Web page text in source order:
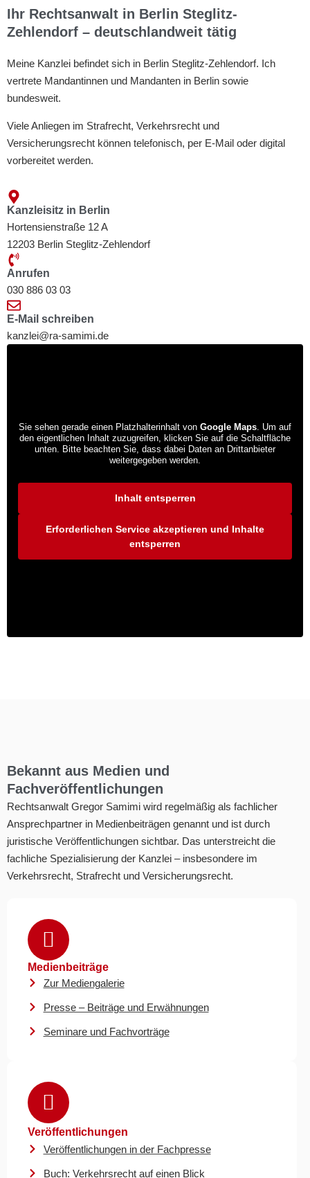
Ihr Rechtsanwalt in Berlin Steglitz-
Zehlendorf – deutschlandweit tätig
Meine Kanzlei befindet sich in Berlin Steglitz-Zehlendorf. Ich
vertrete Mandantinnen und Mandanten in Berlin sowie
bundesweit.
Viele Anliegen im Strafrecht, Verkehrsrecht und
Versicherungsrecht können telefonisch, per E-Mail oder digital
vorbereitet werden.
Kanzleisitz in Berlin
Hortensienstraße 12 A
12203 Berlin Steglitz-Zehlendorf
Anrufen
030 886 03 03
E-Mail schreiben
kanzlei@ra-samimi.de
Sie sehen gerade einen Platzhalterinhalt von Google Maps . Um auf
den eigentlichen Inhalt zuzugreifen, klicken Sie auf die Schaltfläche
unten. Bitte beachten Sie, dass dabei Daten an Drittanbieter
weitergegeben werden.
Inhalt entsperren
Erforderlichen Service akzeptieren und Inhalte
entsperren
Bekannt aus Medien und
Fachveröffentlichungen
Rechtsanwalt Gregor Samimi wird regelmäßig als fachlicher
Ansprechpartner in Medienbeiträgen genannt und ist durch
juristische Veröffentlichungen sichtbar. Das unterstreicht die
fachliche Spezialisierung der Kanzlei – insbesondere im
Verkehrsrecht, Strafrecht und Versicherungsrecht.
Medienbeiträge
Zur Mediengalerie
Presse – Beiträge und Erwähnungen
Seminare und Fachvorträge
Veröffentlichungen
Veröffentlichungen in der Fachpresse
Buch: Verkehrsrecht auf einen Blick